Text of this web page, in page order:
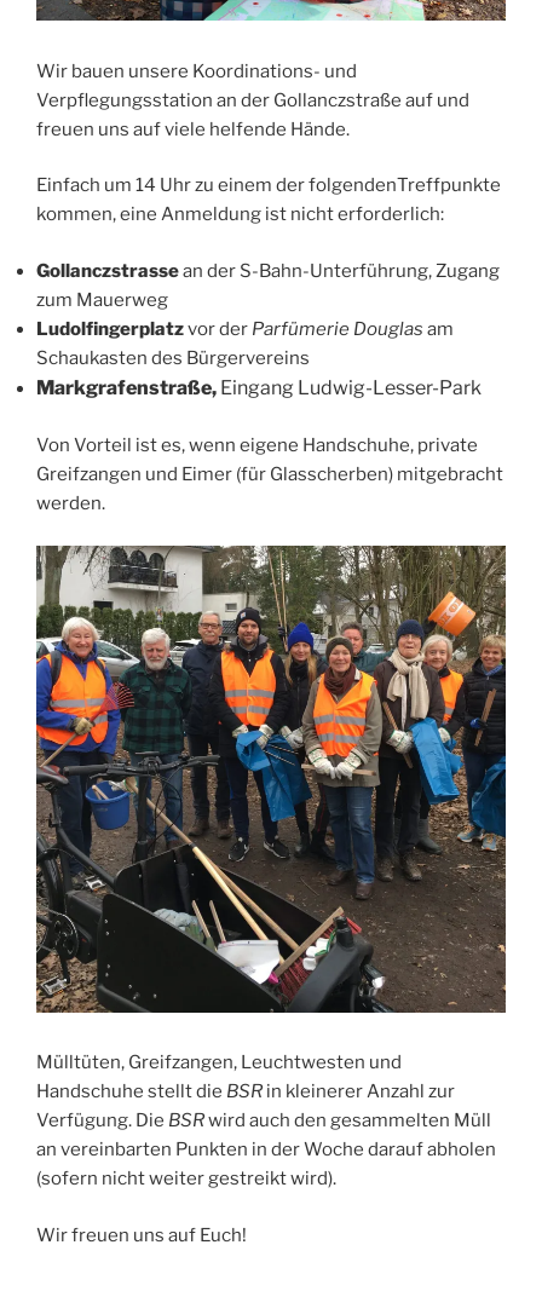
Wir bauen unsere Koordinations- und
Verpflegungsstation an der Gollanczstraße auf und
freuen uns auf viele helfende Hände.
Einfach um 14 Uhr zu einem der folgendenTreffpunkte
kommen, eine Anmeldung ist nicht erforderlich:
Gollanczstrassean der S-Bahn-Unterführung, Zugang
zum Mauerweg
Ludolfingerplatzvor der Parfümerie Douglas am
Schaukasten des Bürgervereins
Markgrafenstraße, Eingang Ludwig-Lesser-Park
Von Vorteil ist es, wenn eigene Handschuhe, private
Greifzangen und Eimer (für Glasscherben) mitgebracht
werden.
Mülltüten, Greifzangen, Leuchtwesten und
Handschuhe stellt die BSRin kleinerer Anzahl zur
Verfügung. Die BSRwird auch den gesammelten Müll
an vereinbarten Punkten in der Woche darauf abholen
(sofern nicht weiter gestreikt wird).
Wir freuen uns auf Euch!